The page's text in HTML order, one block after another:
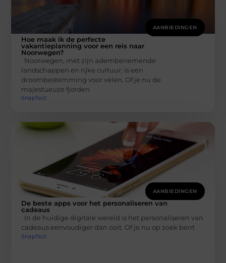
AANBIEDINGEN
Hoe maak ik de perfecte
vakantieplanning voor een reis naar
Noorwegen?
Noorwegen, met zijn adembenemende
landschappen en rijke cultuur, is een
droombestemming voor velen. Of je nu de
majestueuze fjorden
Snapfact
AANBIEDINGEN
De beste apps voor het personaliseren van
cadeaus
In de huidige digitale wereld is het personaliseren van
cadeaus eenvoudiger dan ooit. Of je nu op zoek bent
Snapfact